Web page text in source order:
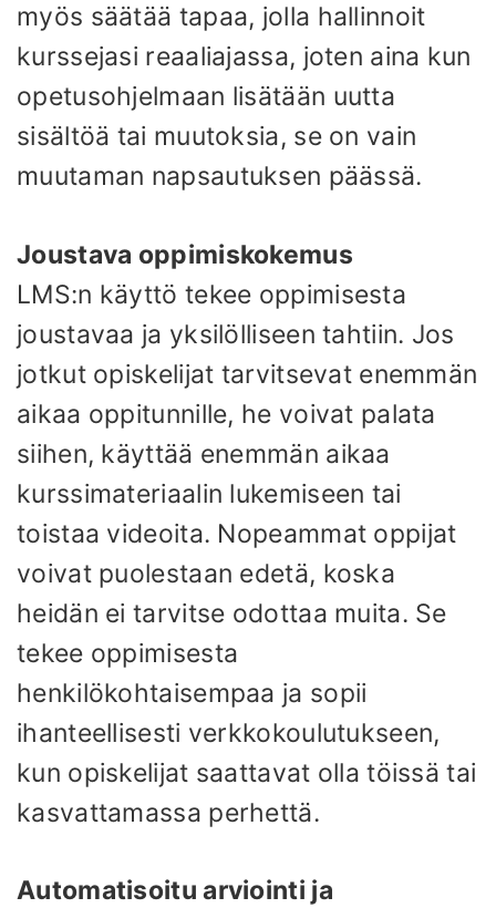
myös säätää tapaa, jolla hallinnoit
kurssejasi reaaliajassa, joten aina kun
opetusohjelmaan lisätään uutta
sisältöä tai muutoksia, se on vain
muutaman napsautuksen päässä.
Joustava oppimiskokemus
LMS:n käyttö tekee oppimisesta
joustavaa ja yksilölliseen tahtiin. Jos
jotkut opiskelijat tarvitsevat enemmän
aikaa oppitunnille, he voivat palata
siihen, käyttää enemmän aikaa
kurssimateriaalin lukemiseen tai
toistaa videoita. Nopeammat oppijat
voivat puolestaan ​​edetä, koska
heidän ei tarvitse odottaa muita. Se
tekee oppimisesta
henkilökohtaisempaa ja sopii
ihanteellisesti verkkokoulutukseen,
kun opiskelijat saattavat olla töissä tai
kasvattamassa perhettä.
Automatisoitu arviointi ja